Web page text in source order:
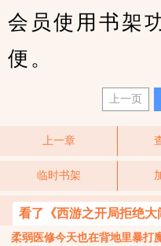
会员使用书架
便。
上一页
上一章
临时书架
看了《西游之开局拒绝
柔弱医修今天也在背地里暴打